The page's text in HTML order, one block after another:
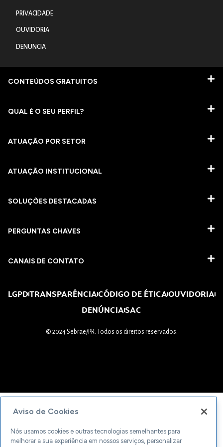
PRIVACIDADE
OUVIDORIA
DENUNCIA
CONTEÚDOS GRATUITOS
QUAL É O SEU PERFIL?
ATUAÇÃO POR SETOR
ATUAÇÃO INSTITUCIONAL
SOLUÇÕES DESTACADAS
PERGUNTAS CHAVES​
CANAIS DE CONTATO
LGPDTRANSPARÊNCIACÓDIGO DE ÉTICAOUVIDORIA
DENÚNCIASAC
© 2024 Sebrae/PR. Todos os direitos reservados.
Aviso de Cookies
Nós usamos cookies e outras tecnologias semelhantes para
melhorar a sua experiência em nossos serviços, personalizar